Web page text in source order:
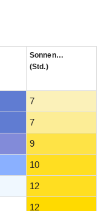
Sonnenstunden
(Std.)
7
7
9
10
12
12